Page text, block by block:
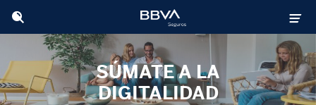
SÚMATE A LA
DIGITALIDAD